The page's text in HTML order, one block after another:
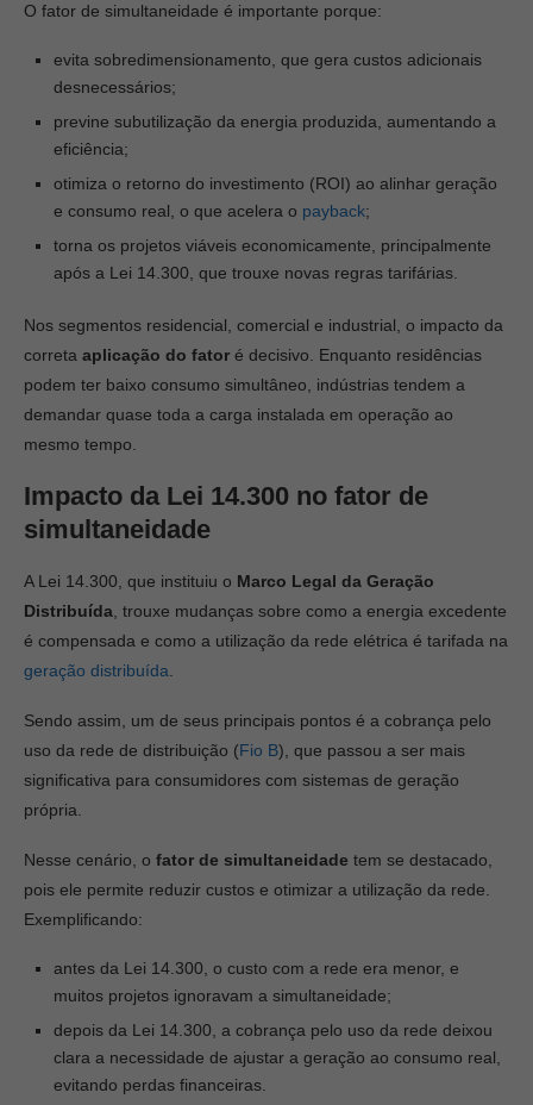
O fator de simultaneidade é importante porque:
evita sobredimensionamento, que gera custos adicionais
desnecessários;
previne subutilização da energia produzida, aumentando a
eficiência;
otimiza o retorno do investimento (ROI) ao alinhar geração
e consumo real, o que acelera o payback;
torna os projetos viáveis economicamente, principalmente
após a Lei 14.300, que trouxe novas regras tarifárias.
Nos segmentos residencial, comercial e industrial, o impacto da
correta aplicação do fator é decisivo. Enquanto residências
podem ter baixo consumo simultâneo, indústrias tendem a
demandar quase toda a carga instalada em operação ao
mesmo tempo.
Impacto da Lei 14.300 no fator de
simultaneidade
A Lei 14.300, que instituiu o Marco Legal da Geração
Distribuída , trouxe mudanças sobre como a energia excedente
é compensada e como a utilização da rede elétrica é tarifada na
geração distribuída
Sendo assim, um de seus principais pontos é a cobrança pelo
uso da rede de distribuição (Fio B), que passou a ser mais
significativa para consumidores com sistemas de geração
própria.
Nesse cenário, o fator de simultaneidade tem se destacado,
pois ele permite reduzir custos e otimizar a utilização da rede.
Exemplificando:
antes da Lei 14.300, o custo com a rede era menor, e
muitos projetos ignoravam a simultaneidade;
depois da Lei 14.300, a cobrança pelo uso da rede deixou
clara a necessidade de ajustar a geração ao consumo real,
evitando perdas financeiras.